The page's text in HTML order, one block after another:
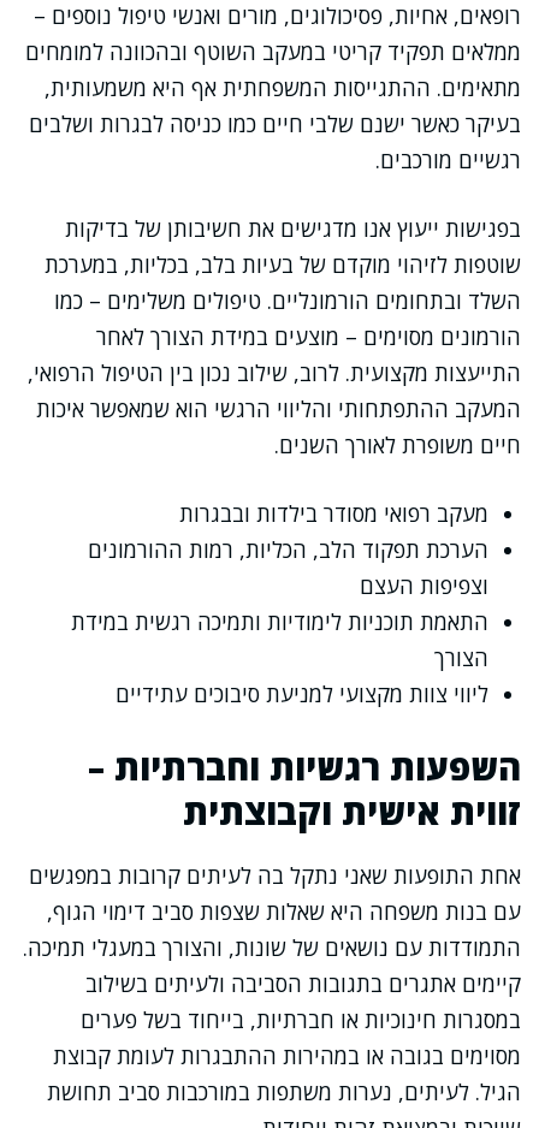
רופאים, אחיות, פסיכולוגים, מורים ואנשי טיפול נוספים –
ממלאים תפקיד קריטי במעקב השוטף ובהכוונה למומחים
מתאימים. ההתגייסות המשפחתית אף היא משמעותית,
בעיקר כאשר ישנם שלבי חיים כמו כניסה לבגרות ושלבים
רגשיים מורכבים.
בפגישות ייעוץ אנו מדגישים את חשיבותן של בדיקות
שוטפות לזיהוי מוקדם של בעיות בלב, בכליות, במערכת
השלד ובתחומים הורמונליים. טיפולים משלימים – כמו
הורמונים מסוימים – מוצעים במידת הצורך לאחר
התייעצות מקצועית. לרוב, שילוב נכון בין הטיפול הרפואי,
המעקב ההתפתחותי והליווי הרגשי הוא שמאפשר איכות
חיים משופרת לאורך השנים.
מעקב רפואי מסודר בילדות ובבגרות
הערכת תפקוד הלב, הכליות, רמות ההורמונים
וצפיפות העצם
התאמת תוכניות לימודיות ותמיכה רגשית במידת
הצורך
ליווי צוות מקצועי למניעת סיבוכים עתידיים
השפעות רגשיות וחברתיות –
זווית אישית וקבוצתית
אחת התופעות שאני נתקל בה לעיתים קרובות במפגשים
עם בנות משפחה היא שאלות שצפות סביב דימוי הגוף,
התמודדות עם נושאים של שונות, והצורך במעגלי תמיכה.
קיימים אתגרים בתגובות הסביבה ולעיתים בשילוב
במסגרות חינוכיות או חברתיות, בייחוד בשל פערים
מסוימים בגובה או במהירות ההתבגרות לעומת קבוצת
הגיל. לעיתים, נערות משתפות במורכבות סביב תחושת